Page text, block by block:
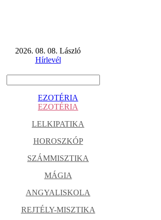
2026. 08. 08. László
Hírlevél
EZOTÉRIA
EZOTÉRIA
LELKIPATIKA
HOROSZKÓP
SZÁMMISZTIKA
MÁGIA
ANGYALISKOLA
REJTÉLY-MISZTIKA